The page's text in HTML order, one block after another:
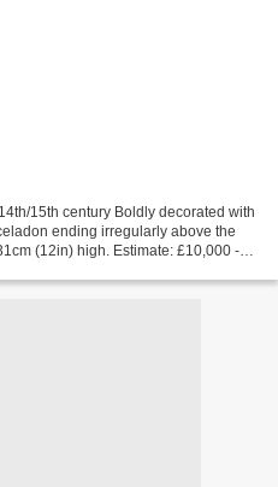
15th century Boldly decorated with
ending irregularly above the
(12in) high. Estimate: £10,000 -